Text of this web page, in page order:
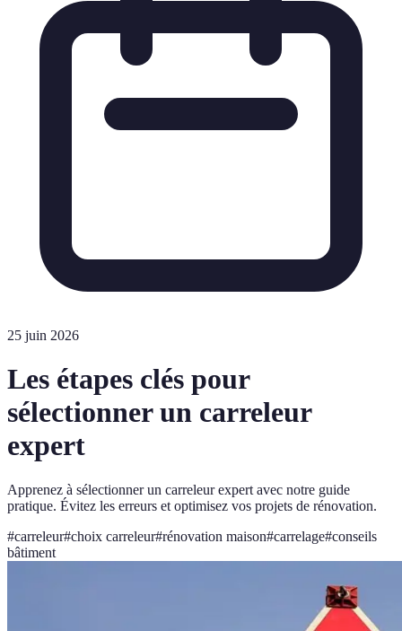
25 juin 2026
Les étapes clés pour
sélectionner un carreleur
expert
Apprenez à sélectionner un carreleur expert avec notre guide
pratique. Évitez les erreurs et optimisez vos projets de rénovation.
#carreleur#choix carreleur#rénovation maison#carrelage#conseils
bâtiment